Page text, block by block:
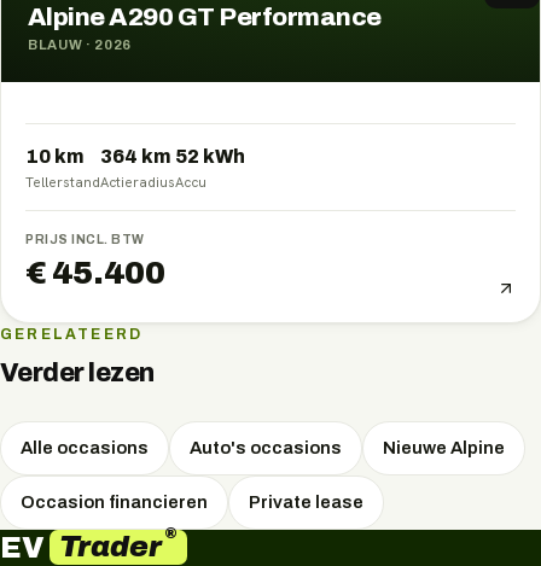
Alpine A290 GT Performance
BLAUW · 2026
10 km
Tellerstand
364 km
Actieradius
52 kWh
Accu
PRIJS INCL. BTW
€ 45.400
GERELATEERD
Verder lezen
Alle occasions Auto's occasions Nieuwe Alpine
Occasion financieren Private lease
EV Trader®